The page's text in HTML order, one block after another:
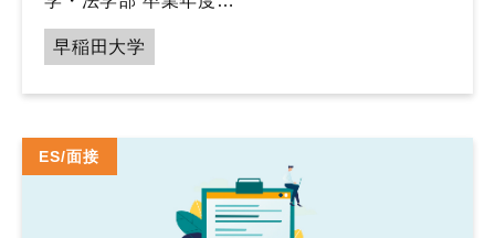
早稲田大学
ES/面接